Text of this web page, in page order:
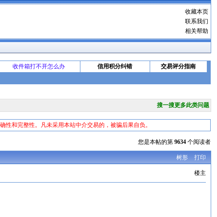
收藏本页
联系我们
相关帮助
收件箱打不开怎么办 信用积分纠错
交易评分指南
搜一搜更多此类问题
和完整性。凡未采用本站中介交易的，被骗后果自负。
您是本帖的第 9634个阅读者
树形 打印
楼主